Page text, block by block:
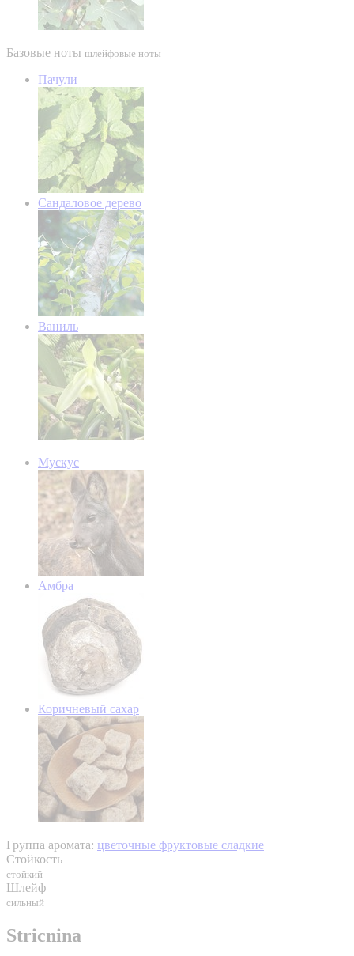
Базовые ноты шлейфовые ноты
Пачули
Сандаловое дерево
Ваниль
Мускус
Амбра
Коричневый сахар
Группа аромата: цветочные фруктовые сладкие
Стойкость
стойкий
Шлейф
сильный
Stricnina